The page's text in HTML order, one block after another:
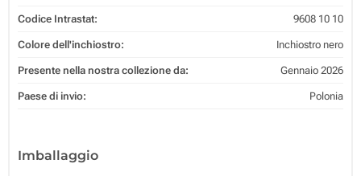
Codice Intrastat: 9608 10 10
Colore dell'inchiostro: Inchiostro nero
Presente nella nostra collezione da: Gennaio 2026
Paese di invio: Polonia
Imballaggio